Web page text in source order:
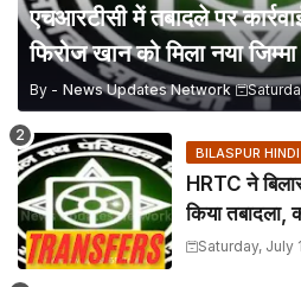
एचआरटीसी में तबादले पर
फिरोज खान को मिला नया जिम्मा
By - News Updates Network
BILASPUR
HRTC ने
किया तबादला,
Saturday, July